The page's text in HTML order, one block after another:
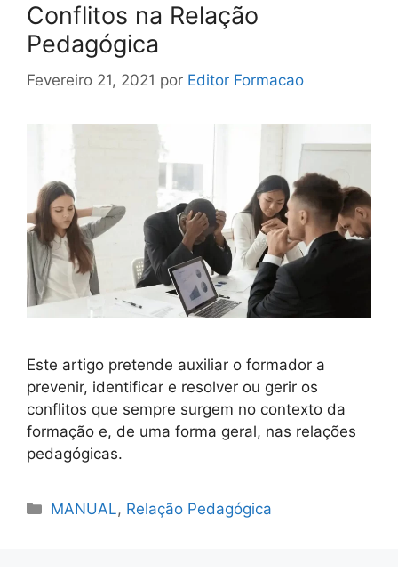
Conflitos na Relação
Pedagógica
Fevereiro 21, 2021 por Editor Formacao
Este artigo pretende auxiliar o formador a
prevenir, identificar e resolver ou gerir os
conflitos que sempre surgem no contexto da
formação e, de uma forma geral, nas relações
pedagógicas.
Categorias
MANUAL, Relação Pedagógica